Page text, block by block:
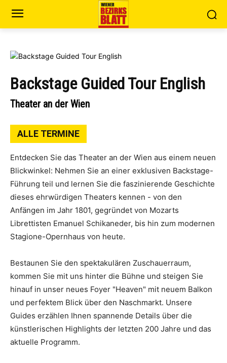
Backstage Guided Tour English
Theater an der Wien
ALLE TERMINE
Entdecken Sie das Theater an der Wien aus einem neuen
Blickwinkel: Nehmen Sie an einer exklusiven Backstage-
Führung teil und lernen Sie die faszinierende Geschichte
dieses ehrwürdigen Theaters kennen - von den
Anfängen im Jahr 1801, gegründet von Mozarts
Librettisten Emanuel Schikaneder, bis hin zum modernen
Stagione-Opernhaus von heute.
Bestaunen Sie den spektakulären Zuschauerraum,
kommen Sie mit uns hinter die Bühne und steigen Sie
hinauf in unser neues Foyer "Heaven" mit neuem Balkon
und perfektem Blick über den Naschmarkt. Unsere
Guides erzählen Ihnen spannende Details über die
künstlerischen Highlights der letzten 200 Jahre und das
aktuelle Programm.